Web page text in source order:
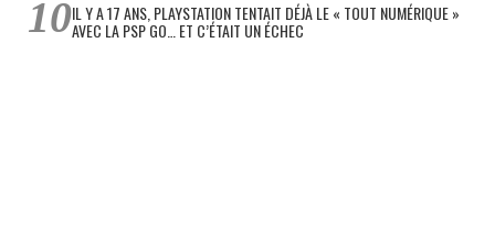
IL Y A 17 ANS, PLAYSTATION TENTAIT DÉJÀ LE « TOUT NUMÉRIQUE »
AVEC LA PSP GO… ET C’ÉTAIT UN ÉCHEC